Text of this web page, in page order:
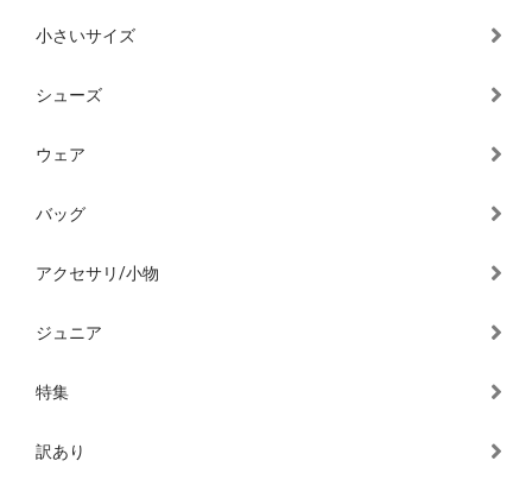
小さいサイズ
シューズ
ウェア
バッグ
アクセサリ/小物
ジュニア
特集
訳あり